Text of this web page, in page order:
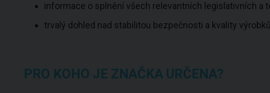
informace o splnění všech relevantních legislativních a
trvalý dohled nad stabilitou bezpečnosti a kvality
PRO KOHO JE ZNAČKA URČENA?